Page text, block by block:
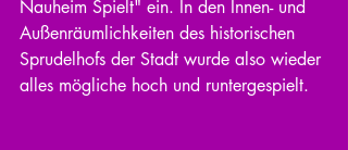
Nauheim Spielt" ein. In den Innen- und
Außenräumlichkeiten des historischen
Sprudelhofs der Stadt wurde also wieder
alles mögliche hoch und runtergespielt.